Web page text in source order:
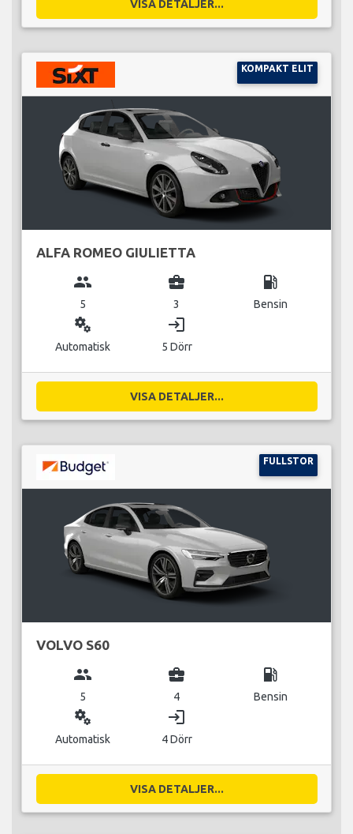
VISA DETALJER...
KOMPAKT ELIT
ALFA ROMEO GIULIETTA
group
5
business_center
3
local_gas_station
Bensin
miscellaneous_services
Automatisk
login
5 Dörr
VISA DETALJER...
FULLSTOR
VOLVO S60
group
5
business_center
4
local_gas_station
Bensin
miscellaneous_services
Automatisk
login
4 Dörr
VISA DETALJER...